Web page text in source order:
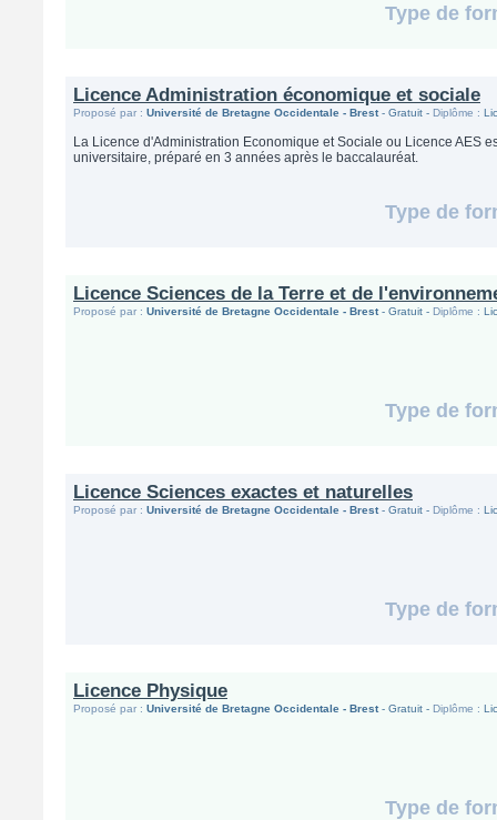
Type de
Licence Administration économique et sociale
Proposé par : Université de Bretagne Occidentale - Brest- Gratuit - Diplôme :
La Licence d'Administration Economique et Sociale ou Licence AES
universitaire, préparé en 3 années après le baccalauréat.
Type de
Licence Sciences de la Terre et de
Proposé par : Université de Bretagne Occidentale - Brest- Gratuit - Diplôme :
Type de
Licence Sciences exactes et naturelles
Proposé par : Université de Bretagne Occidentale - Brest- Gratuit - Diplôme :
Type de
Licence Physique
Proposé par : Université de Bretagne Occidentale - Brest- Gratuit - Diplôme :
Type de